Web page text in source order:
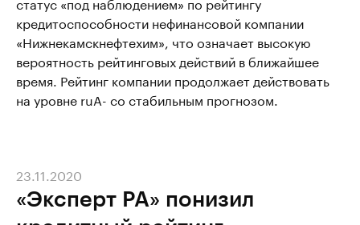
кредитоспособности нефинансовой компании
«Нижнекамскнефтехим», что означает высокую
вероятность рейтинговых действий в ближайшее
время. Рейтинг компании продолжает действовать
на уровне ruA- со стабильным прогнозом.
«Эксперт РА» понизил
23.11.2020